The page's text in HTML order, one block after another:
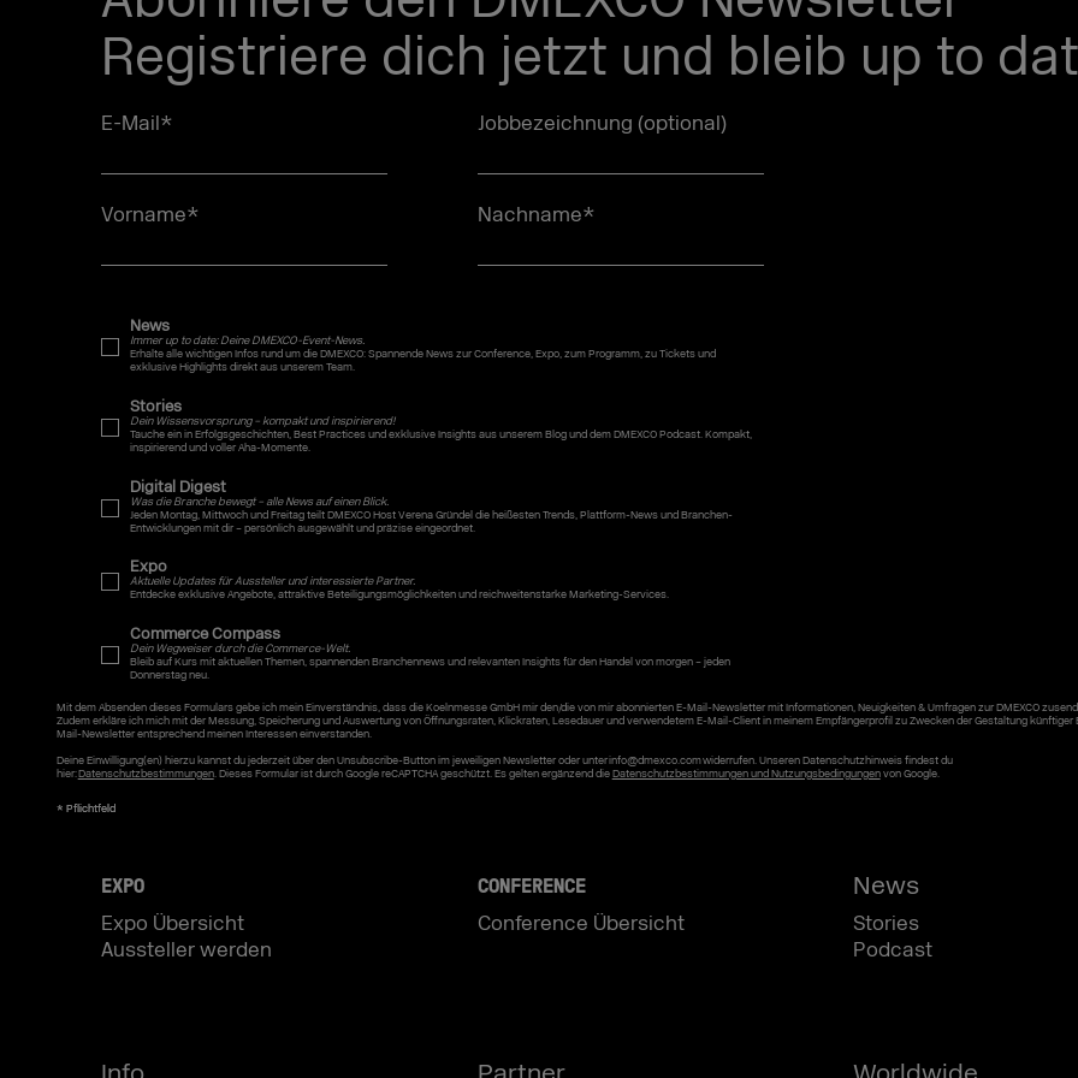
Registriere dich jetzt und bleib up to
E-Mail* Jobbezeichnung (optional)
Vorname* Nachname*
News
Immer up to date: Deine DMEXCO-Event-News.
Erhalte alle wichtigen Infos rund um die DMEXCO: Spannende News zur Conference, Expo, zum Programm, zu Tickets und
exklusive Highlights direkt aus unserem Team.
Stories
Dein Wissensvorsprung – kompakt und inspirierend!
Tauche ein in Erfolgsgeschichten, Best Practices und exklusive Insights aus unserem Blog und dem DMEXCO Podcast. Kompakt,
inspirierend und voller Aha-Momente.
Digital Digest
Was die Branche bewegt – alle News auf einen Blick.
Jeden Montag, Mittwoch und Freitag teilt DMEXCO Host Verena Gründel die heißesten Trends, Plattform-News und Branchen-
Entwicklungen mit dir – persönlich ausgewählt und präzise eingeordnet.
Expo
Aktuelle Updates für Aussteller und interessierte Partner.
Entdecke exklusive Angebote, attraktive Beteiligungsmöglichkeiten und reichweitenstarke Marketing-Services.
Commerce Compass
Dein Wegweiser durch die Commerce-Welt.
Bleib auf Kurs mit aktuellen Themen, spannenden Branchennews und relevanten Insights für den Handel von morgen – jeden
Donnerstag neu.
Mit dem Absenden dieses Formulars gebe ich mein Einverständnis, dass die Koelnmesse GmbH mir den/die von mir abonnierten E-Mail-Newsletter mit Informationen, Neuigkeiten & Umfragen zur DMEXCO
Zudem erkläre ich mich mit der Messung, Speicherung und Auswertung von Öffnungsraten, Klickraten, Lesedauer und verwendetem E-Mail-Client in meinem Empfängerprofil zu Zwecken der Gestaltung künftiger
Mail-Newsletter entsprechend meinen Interessen einverstanden.
Deine Einwilligung(en) hierzu kannst du jederzeit über den Unsubscribe-Button im jeweiligen Newsletter oder unter info@dmexco.com widerrufen. Unseren Datenschutzhinweis findest du
hier:Datenschutzbestimmungen. Dieses Formular ist durch Google reCAPTCHA geschützt. Es gelten ergänzend dieDatenschutzbestimmungen und Nutzungsbedingungenvon Google.
EXPO
Expo Übersicht
Aussteller werden
CONFERENCE
Conference Übersicht
News
Stories
Podcast